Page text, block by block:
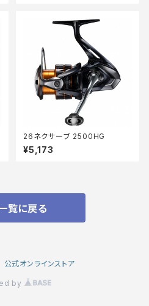
26ネクサーブ 2500HG
¥5,173
覧に戻る
式オンラインストア
by